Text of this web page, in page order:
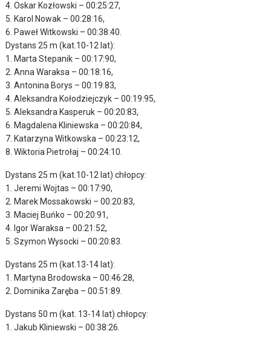
4. Oskar Kozłowski – 00:25:27,
5. Karol Nowak – 00:28:16,
6. Paweł Witkowski – 00:38:40.
Dystans 25 m (kat.10-12 lat):
1. Marta Stepanik – 00:17:90,
2. Anna Waraksa – 00:18:16,
3. Antonina Borys – 00:19:83,
4. Aleksandra Kołodziejczyk – 00:19:95,
5. Aleksandra Kasperuk – 00:20:83,
6. Magdalena Kliniewska – 00:20:84,
7. Katarzyna Witkowska – 00:23:12,
8. Wiktoria Pietrołaj – 00:24:10.
Dystans 25 m (kat.10-12 lat) chłopcy:
1. Jeremi Wojtas – 00:17:90,
2. Marek Mossakowski – 00:20:83,
3. Maciej Buńko – 00:20:91,
4. Igor Waraksa – 00:21:52,
5. Szymon Wysocki – 00:20:83.
Dystans 25 m (kat.13-14 lat):
1. Martyna Brodowska – 00:46:28,
2. Dominika Zaręba – 00:51:89.
Dystans 50 m (kat. 13-14 lat) chłopcy:
1. Jakub Kliniewski – 00:38:26.